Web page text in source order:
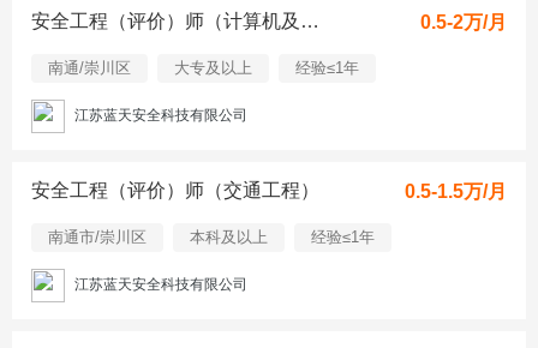
安全工程（评价）师（计算机及应用） 0.5-2万/月
南通/崇川区 大专及以上 经验≤1年
江苏蓝天安全科技有限公司
安全工程（评价）师（交通工程） 0.5-1.5万/月
南通市/崇川区 本科及以上 经验≤1年
江苏蓝天安全科技有限公司